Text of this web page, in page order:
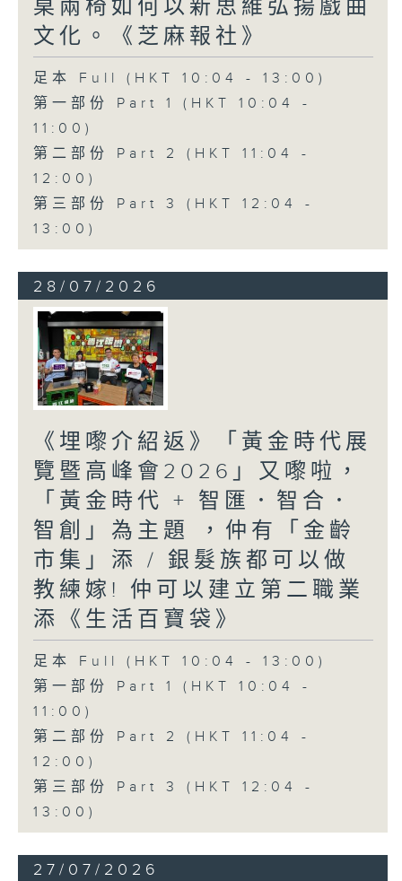
桌兩椅如何以新思維弘揚戲曲
文化。《芝麻報社》
足本 Full (HKT 10:04 - 13:00)
第一部份 Part 1 (HKT 10:04 -
11:00)
第二部份 Part 2 (HKT 11:04 -
12:00)
第三部份 Part 3 (HKT 12:04 -
13:00)
28/07/2026
《埋嚟介紹返》「黃金時代展
覽暨高峰會2026」又嚟啦，
「黃金時代 + 智匯．智合．
智創」為主題 ，仲有「金齡
市集」添 / 銀髮族都可以做
教練嫁! 仲可以建立第二職業
添《生活百寶袋》
足本 Full (HKT 10:04 - 13:00)
第一部份 Part 1 (HKT 10:04 -
11:00)
第二部份 Part 2 (HKT 11:04 -
12:00)
第三部份 Part 3 (HKT 12:04 -
13:00)
27/07/2026